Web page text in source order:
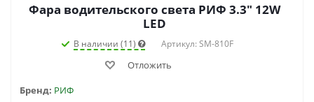
Фара водительского света РИФ 3.3" 12W
LED
В наличии (11) Артикул: SM-810F
Отложить
Бренд: РИФ